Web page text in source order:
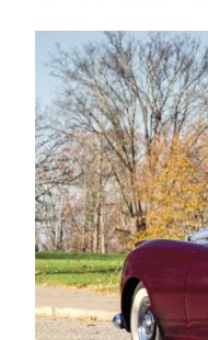
Τεχνολογία
Ασφάλεια
Αγορά
Απόψεις
Test Drive
Δοκιμή